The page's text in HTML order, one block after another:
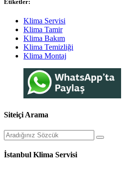
Etiketler:
Klima Servisi
Klima Tamir
Klima Bakım
Klima Temizliği
Klima Montaj
Siteiçi Arama
İstanbul Klima Servisi